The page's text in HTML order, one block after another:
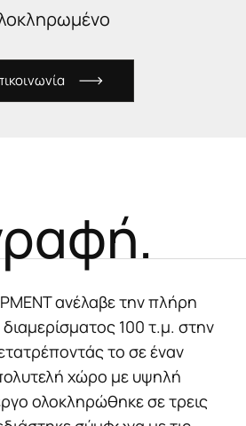
ικοινωνία
ανέλαβε την πλήρη
διαμερίσματος 100 τ.μ. στην
το σε έναν
χώρο με υψηλή
ολοκληρώθηκε σε τρεις